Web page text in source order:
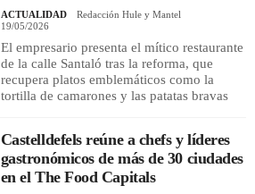
ACTUALIDAD
Redacción Hule y Mantel
19/05/2026
El empresario presenta el mítico restaurante
de la calle Santaló tras la reforma, que
recupera platos emblemáticos como la
tortilla de camarones y las patatas bravas
Castelldefels reúne a chefs y líderes
gastronómicos de más de 30 ciudades
en el The Food Capitals